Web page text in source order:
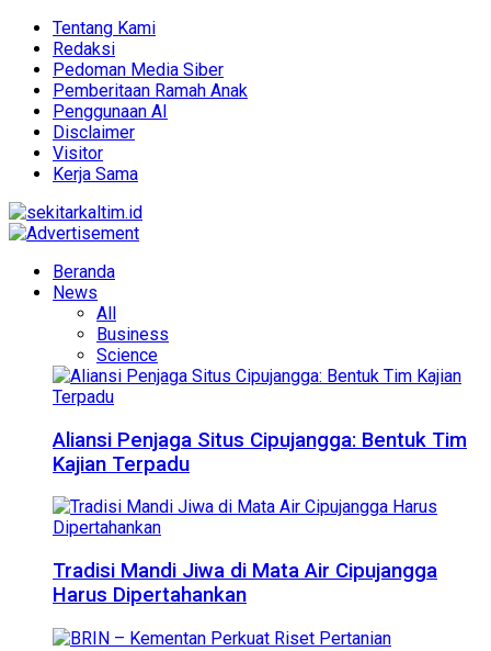
Tentang Kami
Redaksi
Pedoman Media Siber
Pemberitaan Ramah Anak
Penggunaan AI
Disclaimer
Visitor
Kerja Sama
Beranda
News
All
Business
Science
Aliansi Penjaga Situs Cipujangga: Bentuk Tim
Kajian Terpadu
Tradisi Mandi Jiwa di Mata Air Cipujangga
Harus Dipertahankan